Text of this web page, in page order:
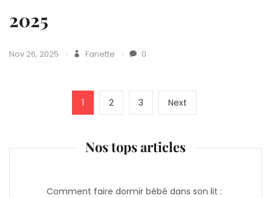
2025
Nov 26, 2025 Fanette 0
Pagination
des
Page
1 Page
2 Page
3 NextNext
page
Nos tops articles
Comment faire dormir bébé dans son lit :